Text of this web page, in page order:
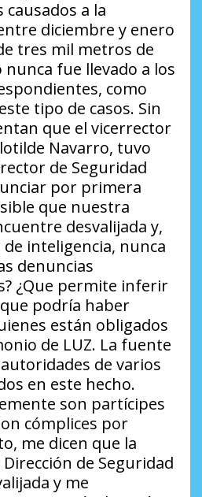
a la
diciembre y enero
tres mil metros de
nunca fue llevado a los
como
tipo de casos. Sin
que el vicerrector
Navarro, tuvo
de Seguridad
por primera
que nuestra
desvalijada y,
inteligencia, nunca
denuncias
¿Que permite inferir
podría haber
están obligados
de LUZ. La fuente
de varios
en este hecho.
son partícipes
cómplices por
me dicen que la
de Seguridad
y me